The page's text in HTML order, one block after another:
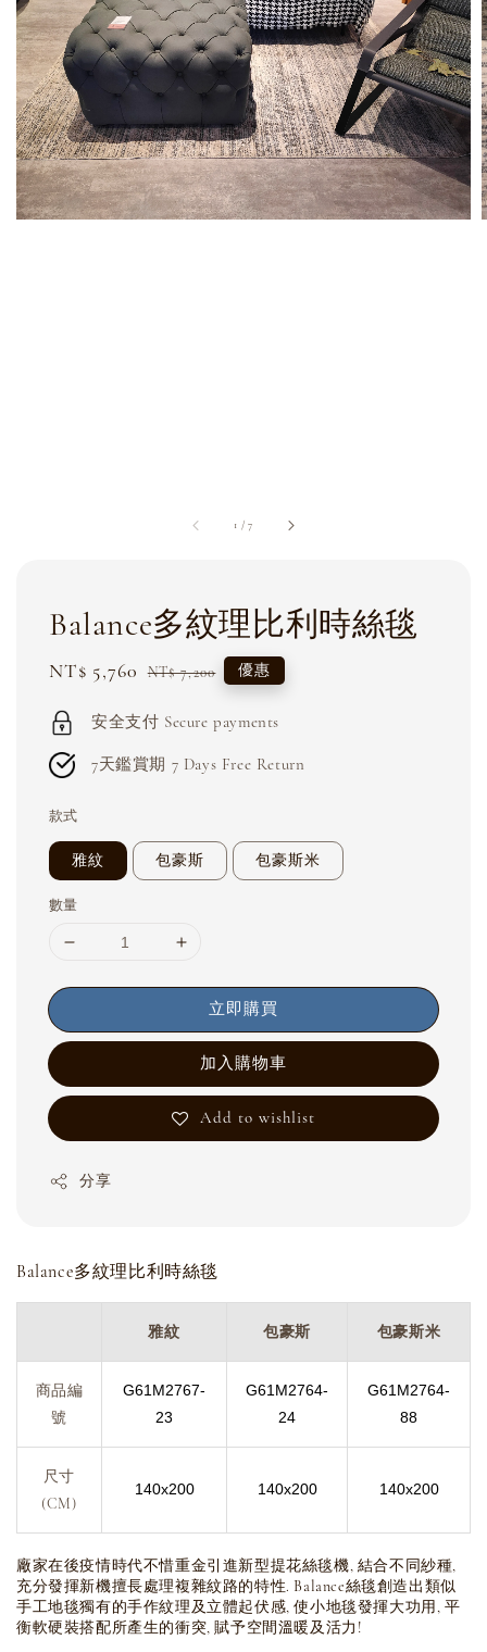
1 /7
Balance多紋理比利時絲毯
Sale
NT$ 5,760 Regular
NT$ 7,200 優惠
安全支付 Secure payments
7天鑑賞期 7 Days Free Return
款式
雅紋 包豪斯 包豪斯米
數量
立即購買
加入購物車
Add to wishlist
分享
Balance多紋理比利時絲毯
雅紋 包豪斯 包豪斯米
商品編
號
G61M2767-
23
G61M2764-
24
G61M2764-
88
尺寸
(CM)
140x200 140x200 140x200
廠家在後疫情時代不惜重金引進新型提花絲毯機, 結合不同紗種,
充分發揮新機擅長處理複雜紋路的特性. Balance絲毯創造出類似
手工地毯獨有的手作紋理及立體起伏感, 使小地毯發揮大功用, 平
衡軟硬裝搭配所產生的衝突, 賦予空間溫暖及活力!